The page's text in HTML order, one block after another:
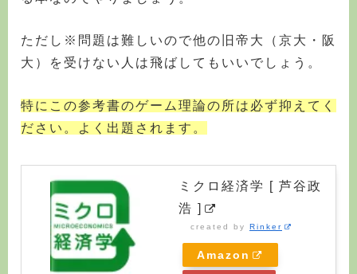
ただし※問題は難しいので他の旧帝大（京大・阪
大）を受けない人は飛ばしてもいいでしょう。
特にこの参考書のゲーム理論の所は必ず抑えてく
ださい。よく出題されます。
ミクロ経済学 [ 芦谷政
浩 ]
created by Rinker
Amazon